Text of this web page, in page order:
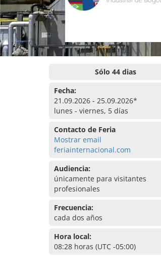
Sólo 44 dias
Fecha:
21.09.2026 - 25.09.2026*
lunes - viernes, 5 días
Contacto de Feria
Mostrar email
feriainternacional.com
Audiencia:
únicamente para visitantes
profesionales
Frecuencia:
cada dos años
Hora local:
08:28 horas (UTC -05:00)